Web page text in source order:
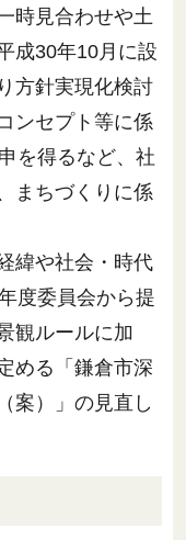
時見合わせや土
成30年10月に設
方針実現化検討
ンセプト等に係
を得るなど、社
まちづくりに係
緯や社会・時代
度委員会から提
観ルールに加
める「鎌倉市深
案）」の見直し